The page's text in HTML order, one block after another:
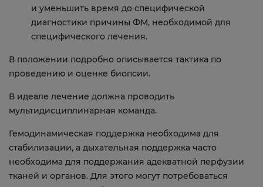
и уменьшить время до специфической
диагностики причины ФМ, необходимой для
специфического лечения.
В положении подробно описывается тактика по
проведению и оценке биопсии.
В идеале лечение должна проводить
мультидисциплинарная команда.
Гемодинамическая поддержка необходима для
стабилизации, а дыхательная поддержка часто
необходима для поддержания адекватной перфузии
тканей и органов. Для этого могут потребоваться